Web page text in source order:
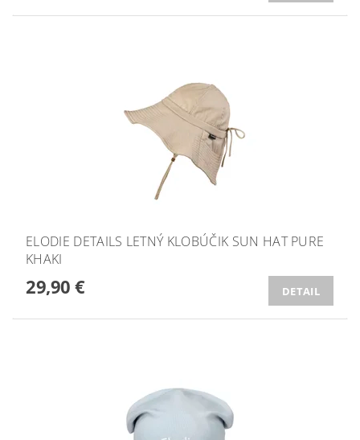
ELODIE DETAILS LETNÝ KLOBÚČIK SUN HAT PURE
KHAKI
29,90 € DETAIL